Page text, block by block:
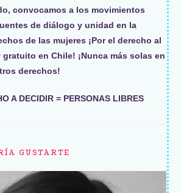
convocamos a los movimientos
de diálogo y unidad en la
de las mujeres ¡Por el derecho al
en Chile! ¡Nunca más solas en
derechos!
A DECIDIR = PERSONAS LIBRES
GUSTARTE